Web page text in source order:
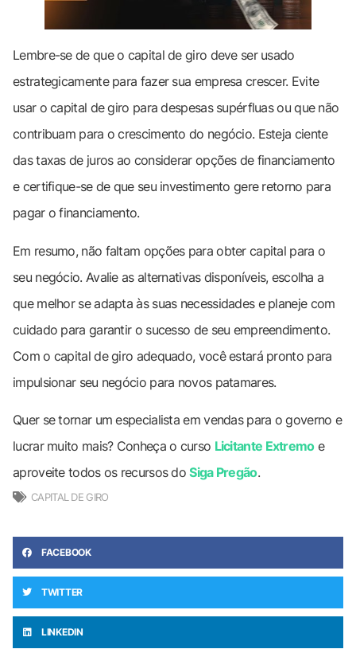
Lembre-se de que o capital de giro deve ser usado
estrategicamente para fazer sua empresa crescer. Evite
usar o capital de giro para despesas supérfluas ou que não
contribuam para o crescimento do negócio. Esteja ciente
das taxas de juros ao considerar opções de financiamento
e certifique-se de que seu investimento gere retorno para
pagar o financiamento.
Em resumo, não faltam opções para obter capital para o
seu negócio. Avalie as alternativas disponíveis, escolha a
que melhor se adapta às suas necessidades e planeje com
cuidado para garantir o sucesso de seu empreendimento.
Com o capital de giro adequado, você estará pronto para
impulsionar seu negócio para novos patamares.
Quer se tornar um especialista em vendas para o governo e
lucrar muito mais? Conheça o curso Licitante Extremoe
aproveite todos os recursos doSiga Pregão.
CAPITAL DE GIRO
FACEBOOK
TWITTER
LINKEDIN